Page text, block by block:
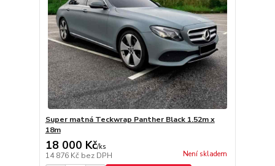
Super matná Teckwrap Panther Black 1.52m x
18m
18 000 Kč/ks
14 876 Kč bez DPH Není skladem